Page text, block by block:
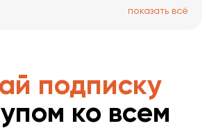
показать всё
подписку
ко всем